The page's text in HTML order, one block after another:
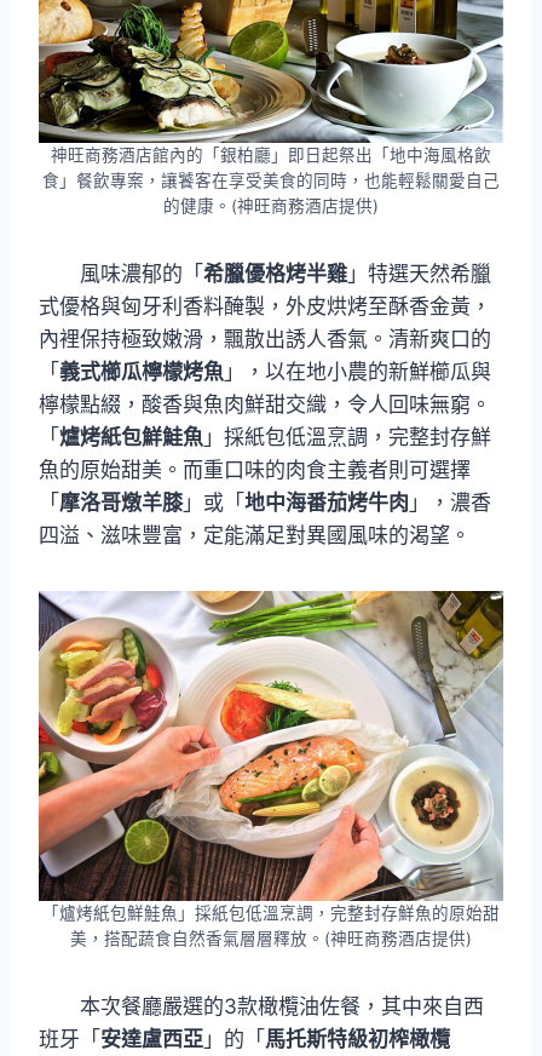
神旺商務酒店館內的「銀柏廳」即日起祭出「地中海風格飲
食」餐飲專案，讓饕客在享受美食的同時，也能輕鬆關愛自己
的健康。(神旺商務酒店提供)
風味濃郁的「希臘優格烤半雞 」特選天然希臘
式優格與匈牙利香料醃製，外皮烘烤至酥香金黃，
內裡保持極致嫩滑，飄散出誘人香氣。清新爽口的
「義式櫛瓜檸檬烤魚 」，以在地小農的新鮮櫛瓜與
檸檬點綴，酸香與魚肉鮮甜交織，令人回味無窮。
「爐烤紙包鮮鮭魚 」採紙包低溫烹調，完整封存鮮
魚的原始甜美。而重口味的肉食主義者則可選擇
「摩洛哥燉羊膝」或「地中海番茄烤牛肉 」，濃香
四溢、滋味豐富，定能滿足對異國風味的渴望。
「爐烤紙包鮮鮭魚」採紙包低溫烹調，完整封存鮮魚的原始甜
美，搭配蔬食自然香氣層層釋放。(神旺商務酒店提供)
本次餐廳嚴選的3款橄欖油佐餐，其中來自西
班牙「安達盧西亞 」的「馬托斯特級初榨橄欖